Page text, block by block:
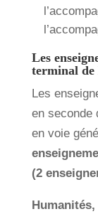
Les
terminal de
Les
en seconde
en voie
(2